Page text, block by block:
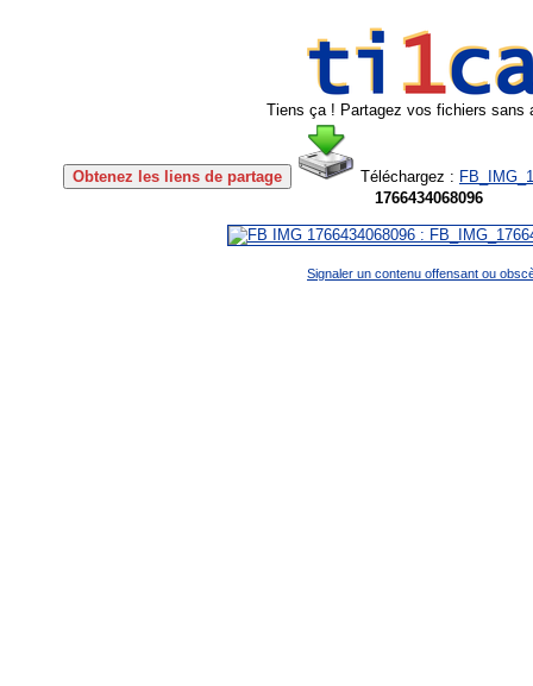
Tiens ça ! Partagez vos fichiers sans
Obtenez les liens de partage Téléchargez :
1766434068096
Signaler un contenu offensant ou